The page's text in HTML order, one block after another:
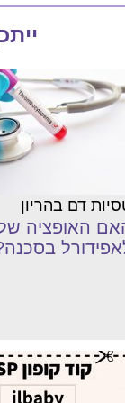
דם בהריון
האופציה